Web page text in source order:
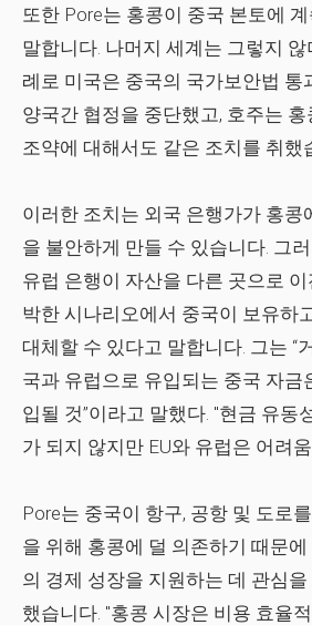
또한 Pore는 홍콩이 중국 본토에
말합니다. 나머지 세계는 그렇지
례로 미국은 중국의 국가보안법 통
양국간 협정을 중단했고, 호주는
조약에 대해서도 같은 조치를 취했
이러한 조치는 외국 은행가가 홍콩
을 불안하게 만들 수 있습니다. 그
유럽 은행이 자산을 다른 곳으로
박한 시나리오에서 중국이 보유하
대체할 수 있다고 말합니다. 그는 “
국과 유럽으로 유입되는 중국 자금
입될 것”이라고 말했다. "현금 유동
가 되지 않지만 EU와 유럽은 어려
Pore는 중국이 항구, 공항 및 도로
을 위해 홍콩에 덜 의존하기 때문
의 경제 성장을 지원하는 데 관심
했습니다. "홍콩 시장은 비용 효율